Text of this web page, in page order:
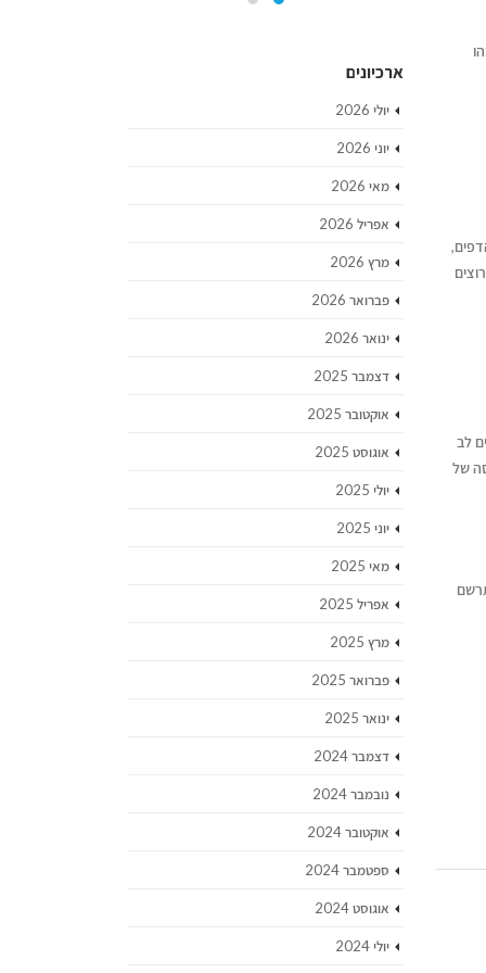
לב
של
ארכיונים
יולי 2026
יוני 2026
מאי 2026
אפריל 2026
מרץ 2026
פברואר 2026
ינואר 2026
דצמבר 2025
אוקטובר 2025
אוגוסט 2025
יולי 2025
יוני 2025
מאי 2025
אפריל 2025
מרץ 2025
פברואר 2025
ינואר 2025
דצמבר 2024
נובמבר 2024
אוקטובר 2024
ספטמבר 2024
אוגוסט 2024
יולי 2024